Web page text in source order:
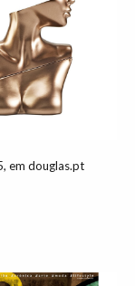
em douglas.pt